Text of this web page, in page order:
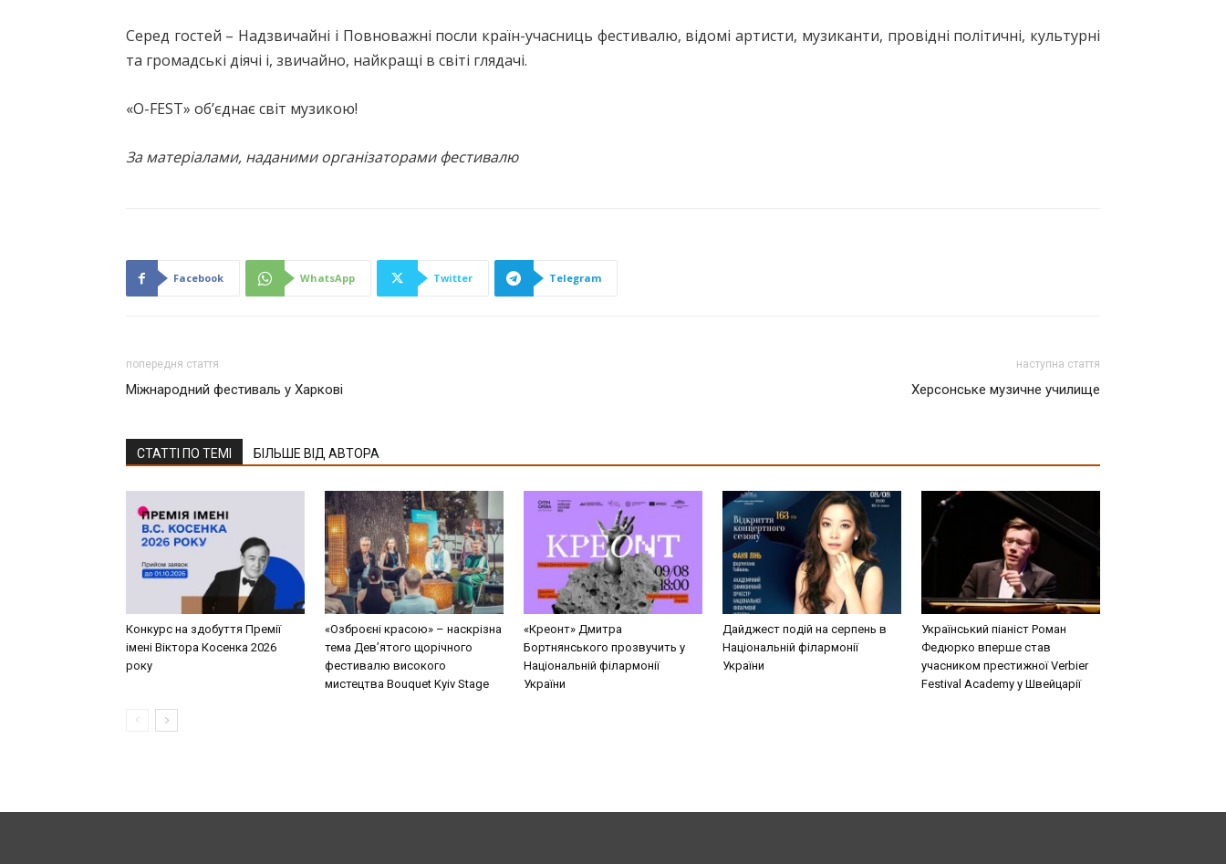
Серед гостей – Надзвичайні і Повноважні посли країн-учасниць фестивалю, відомі артисти, музиканти, провідні політичні, культурні
та громадські діячі і, звичайно, найкращі в світі глядачі.
«О-FEST» об’єднає світ музикою!
За матеріалами, наданими організаторами фестивалю
Facebook WhatsApp Twitter Telegram
попередня стаття
Міжнародний фестиваль у Харкові
наступна стаття
Херсонське музичне училище
СТАТТІ ПО ТЕМІ БІЛЬШЕ ВІД АВТОРА
Конкурс на здобуття Премії
імені Віктора Косенка 2026
року
«Озброєні красою» – наскрізна
тема Дев’ятого щорічного
фестивалю високого
мистецтва Bouquet Kyiv Stage
«Креонт» Дмитра
Бортнянського прозвучить у
Національній філармонії
України
Дайджест подій на серпень в
Національній філармонії
України
Український піаніст Роман
Федюрко вперше став
учасником престижної Verbier
Festival Academy у Швейцарії